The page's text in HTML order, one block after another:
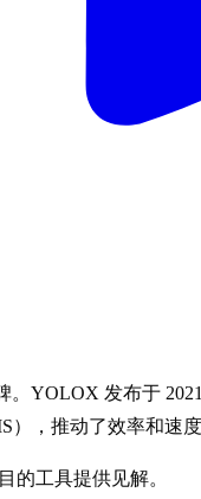
YOLOX 发布于
，推动了效率和速
的工具提供见解。